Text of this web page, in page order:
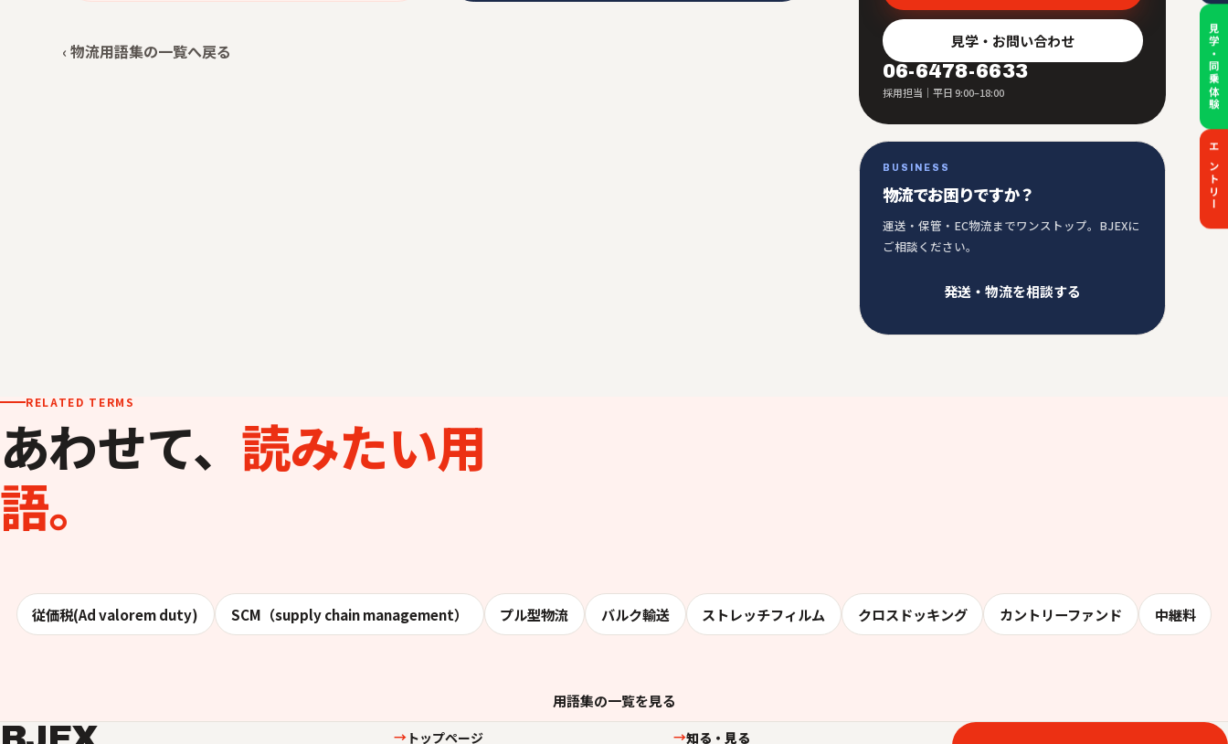
‹ 物流用語集の一覧へ戻る 見学・お問い合わせ
06-6478-6633
採用担当｜平日 9:00–18:00
BUSINESS
物流でお困りですか？
運送・保管・EC物流までワンストップ。BJEXに
ご相談ください。
発送・物流を相談する
RELATED TERMS
あわせて、 読みたい用
語。
従価税(Ad valorem duty) SCM（supply chain management） プル型物流 バルク輸送 ストレッチフィルム クロスドッキング カントリーファンド 中継料
用語集の一覧を見る
→ トップページ →知る・見る
見学・同乗体験
エントリー